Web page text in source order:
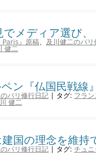
メディア選び、
Paris』原稿 及川健二のパ
健二
ン『仏国民戦線
パリ修行日記 | タグ: フラン
健二
国の理念を維持
パリ修行日記 | タグ: チュ